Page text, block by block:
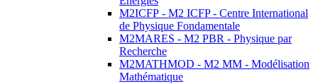
M2ICFP - M2 ICFP - Centre International
de Physique Fondamentale
M2MARES - M2 PBR - Physique par
Recherche
M2MATHMOD - M2 MM - Modélisation
Mathématique